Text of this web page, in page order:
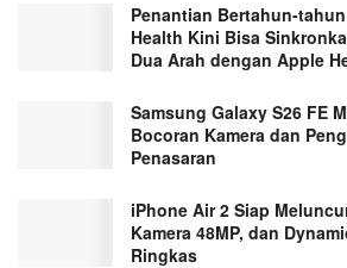
Penantian Bertahun-
Health Kini Bisa
Dua Arah dengan Apple
Samsung Galaxy S26 FE
Bocoran Kamera dan
Penasaran
iPhone Air 2 Siap
Kamera 48MP, dan
Ringkas